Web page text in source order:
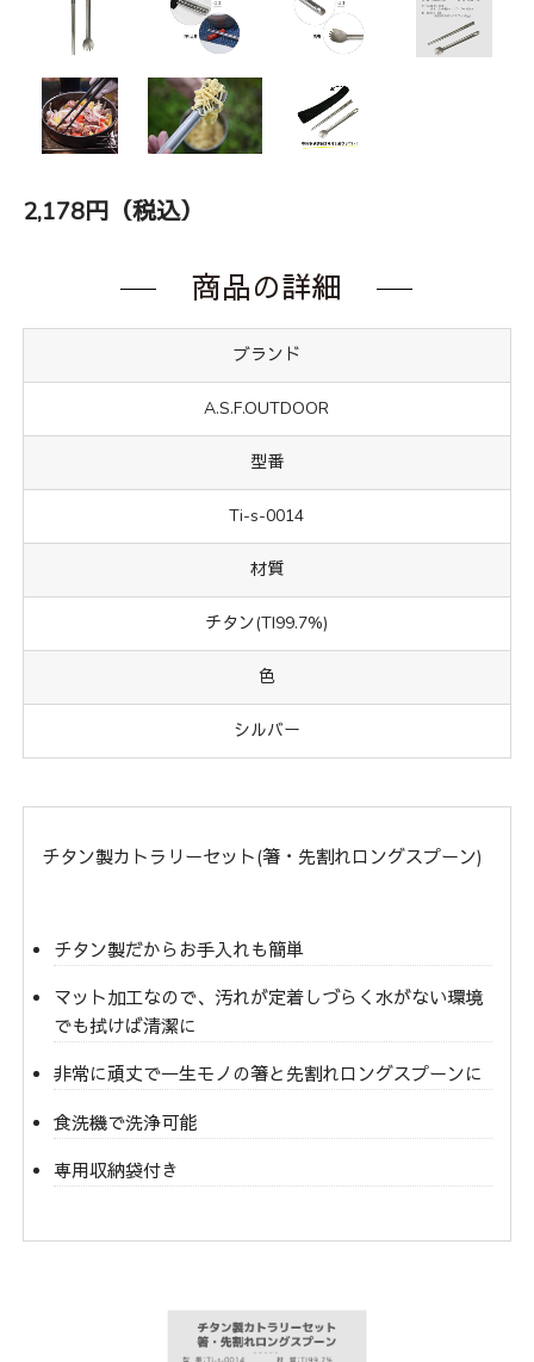
2,178円（税込）
商品の詳細
ブランド
A.S.F.OUTDOOR
型番
Ti-s-0014
材質
チタン(TI99.7%)
色
シルバー
チタン製カトラリーセット(箸・先割れロングスプーン)
チタン製だからお手入れも簡単
マット加工なので、汚れが定着しづらく水がない環境
でも拭けば清潔に
非常に頑丈で一生モノの箸と先割れロングスプーンに
食洗機で洗浄可能
専用収納袋付き